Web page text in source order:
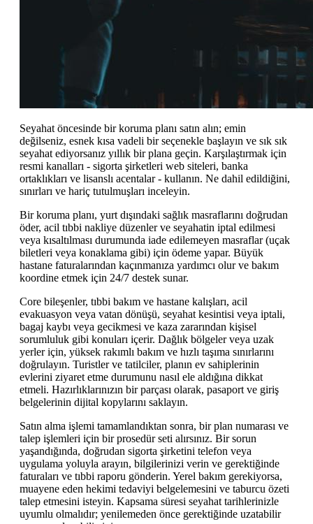
Seyahat öncesinde bir koruma planı satın alın; emin
değilseniz, esnek kısa vadeli bir seçenekle başlayın ve sık sık
seyahat ediyorsanız yıllık bir plana geçin. Karşılaştırmak için
resmi kanalları - sigorta şirketleri web siteleri, banka
ortaklıkları ve lisanslı acentalar - kullanın. Ne dahil edildiğini,
sınırları ve hariç tutulmuşları inceleyin.
Bir koruma planı, yurt dışındaki sağlık masraflarını doğrudan
öder, acil tıbbi nakliye düzenler ve seyahatin iptal edilmesi
veya kısaltılması durumunda iade edilemeyen masraflar (uçak
biletleri veya konaklama gibi) için ödeme yapar. Büyük
hastane faturalarından kaçınmanıza yardımcı olur ve bakım
koordine etmek için 24/7 destek sunar.
Core bileşenler, tıbbi bakım ve hastane kalışları, acil
evakuasyon veya vatan dönüşü, seyahat kesintisi veya iptali,
bagaj kaybı veya gecikmesi ve kaza zararından kişisel
sorumluluk gibi konuları içerir. Dağlık bölgeler veya uzak
yerler için, yüksek rakımlı bakım ve hızlı taşıma sınırlarını
doğrulayın. Turistler ve tatilciler, planın ev sahiplerinin
evlerini ziyaret etme durumunu nasıl ele aldığına dikkat
etmeli. Hazırlıklarınızın bir parçası olarak, pasaport ve giriş
belgelerinin dijital kopylarını saklayın.
Satın alma işlemi tamamlandıktan sonra, bir plan numarası ve
talep işlemleri için bir prosedür seti alırsınız. Bir sorun
yaşandığında, doğrudan sigorta şirketini telefon veya
uygulama yoluyla arayın, bilgilerinizi verin ve gerektiğinde
faturaları ve tıbbi raporu gönderin. Yerel bakım gerekiyorsa,
muayene eden hekimi tedaviyi belgelemesini ve taburcu özeti
talep etmesini isteyin. Kapsama süresi seyahat tarihlerinizle
uyumlu olmalıdır; yenilemeden önce gerektiğinde uzatabilir